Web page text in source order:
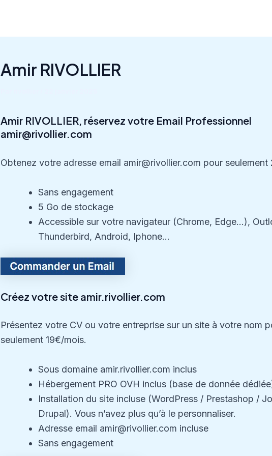
Amir RIVOLLIER
Amir RIVOLLIER, réservez votre Email Professionnel
amir@rivollier.com
Obtenez votre adresse email amir@rivollier.com pour seulement
Sans engagement
5 Go de stockage
Accessible sur votre navigateur (Chrome, Edge…),
Thunderbird, Android, Iphone…
Créez votre site amir.rivollier.com
Présentez votre CV ou votre entreprise sur un site à votre nom
seulement 19€/mois.
Sous domaine amir.rivollier.com inclus
Hébergement PRO OVH inclus (base de donnée
Installation du site incluse (WordPress / Prestashop /
Drupal). Vous n’avez plus qu’à le personnaliser.
Adresse email amir@rivollier.com incluse
Sans engagement